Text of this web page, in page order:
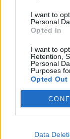
I want to
Personal
Opted In
I want to
Retention,
Personal
Purposes
Opted Out
Data